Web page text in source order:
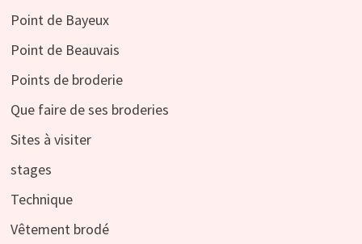
Point de Bayeux
Point de Beauvais
Points de broderie
Que faire de ses broderies
Sites à visiter
stages
Technique
Vêtement brodé